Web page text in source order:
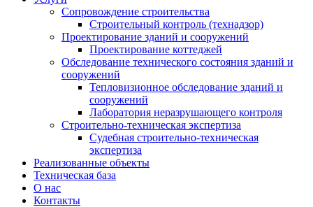
Сопровождение строительства
Строительный контроль (технадзор)
Проектирование зданий и сооружений
Проектирование коттеджей
Обследование технического состояния зданий и
сооружений
Тепловизионное обследование зданий и
сооружений
Лаборатория неразрушающего контроля
Строительно-техническая экспертиза
Судебная строительно-техническая
экспертиза
Реализованные объекты
Техническая база
О нас
Контакты